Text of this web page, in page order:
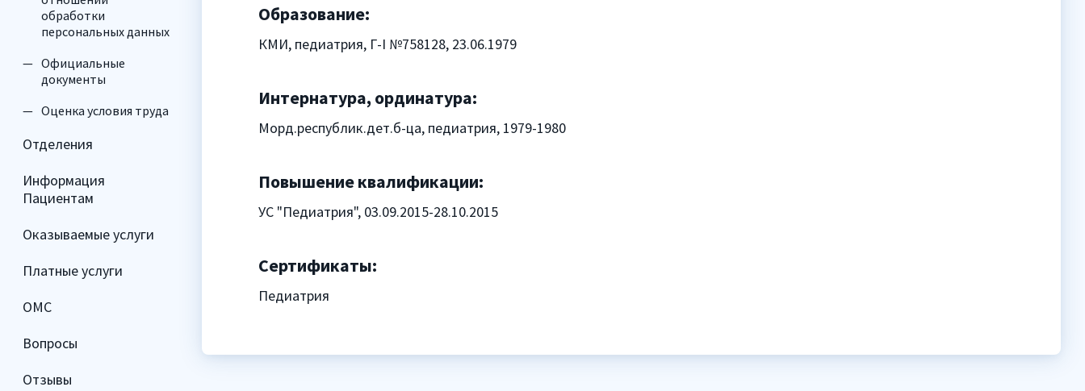
обработки
персональных данных
Официальные
документы
Оценка условия труда
Отделения
Информация
Пациентам
Оказываемые услуги
Платные услуги
ОМС
Вопросы
Отзывы
Образование:
КМИ, педиатрия, Г-I №758128, 23.06.1979
Интернатура, ординатура:
Морд.республик.дет.б-ца, педиатрия, 1979-1980
Повышение квалификации:
УС "Педиатрия", 03.09.2015-28.10.2015
Сертификаты:
Педиатрия